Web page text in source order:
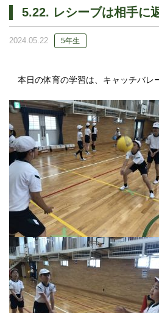
5.22. レシーブは相手に
2024.05.22 5年生
本日の体育の学習は、キャッチバレ